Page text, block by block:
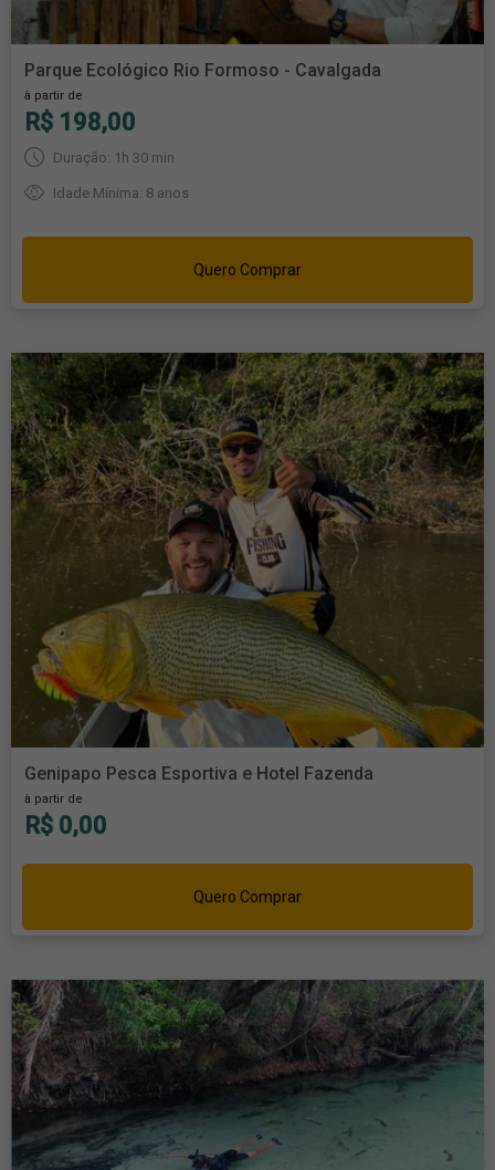
Parque Ecológico Rio Formoso - Cavalgada
à partir de
R$ 198,00
Duração: 1h 30 min
Idade Mínima: 8 anos
Quero Comprar
Genipapo Pesca Esportiva e Hotel Fazenda
à partir de
R$ 0,00
Quero Comprar